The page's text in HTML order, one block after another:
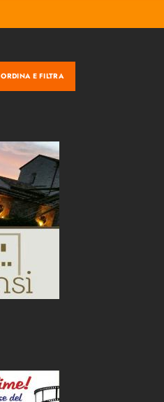
ORDINA E FILTRA